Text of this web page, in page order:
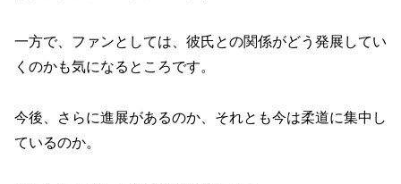
一方で、ファンとしては、彼氏との関係がどう発展してい
くのかも気になるところです。
今後、さらに進展があるのか、それとも今は柔道に集中し
ているのか。